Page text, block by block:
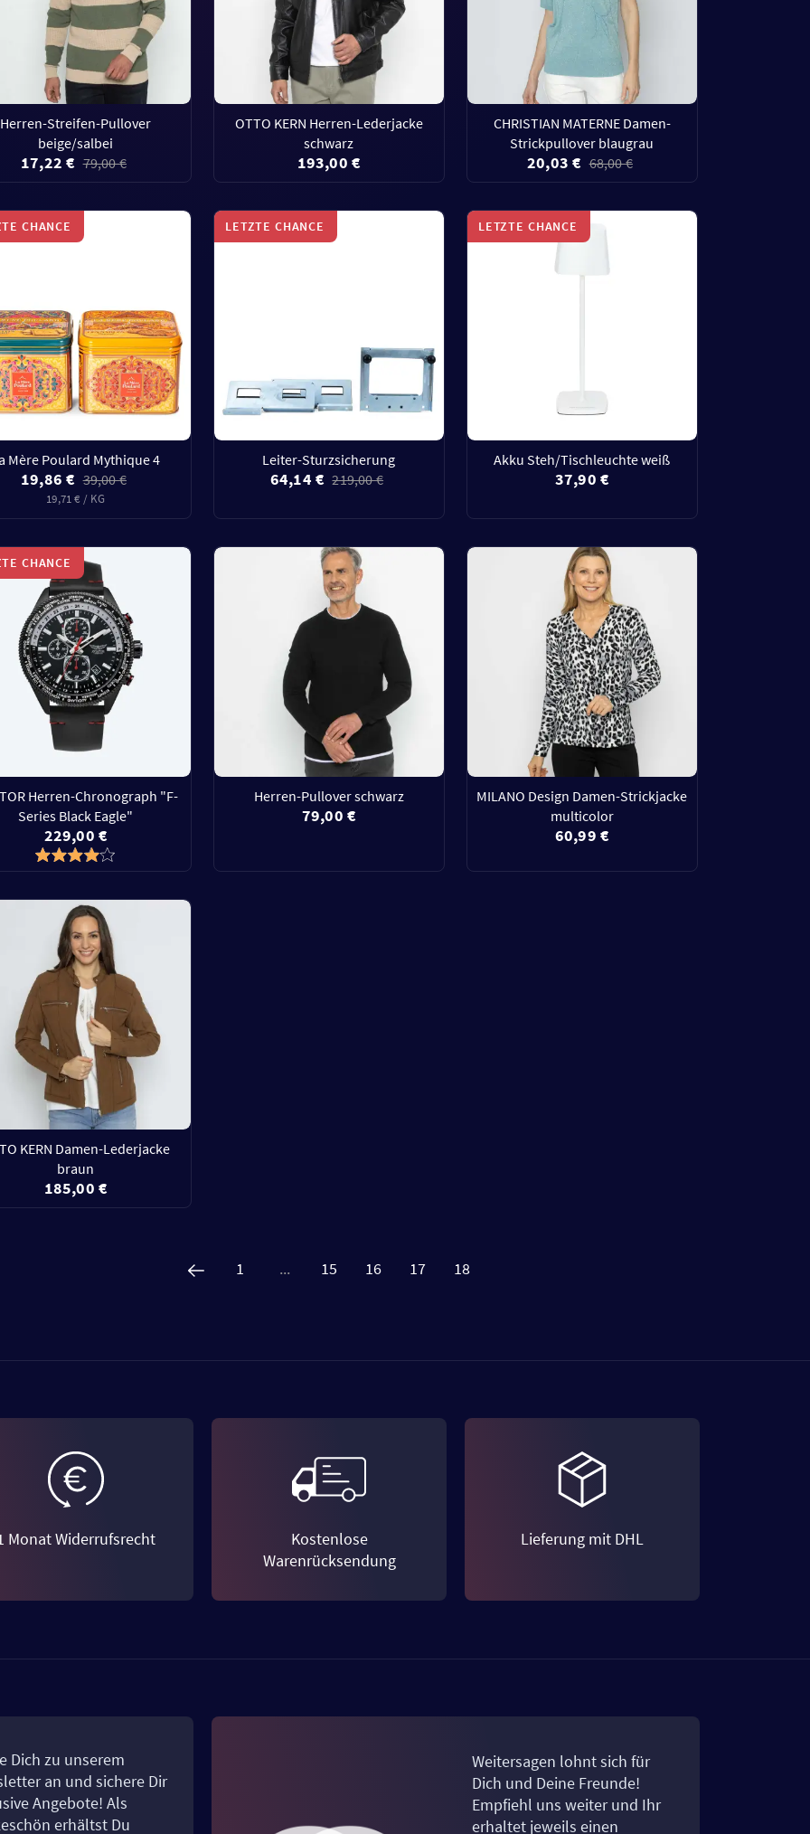
Herren-Streifen-Pullover
beige/salbei
17,22 € 79,00 €
OTTO KERN Herren-Lederjacke
schwarz
193,00 €
CHRISTIAN MATERNE Damen-
Strickpullover blaugrau
20,03 € 68,00 €
CHANCE
Mère Poulard Mythique 4
19,86 € 39,00 €
19,71 € / KG
LETZTE CHANCE
Leiter-Sturzsicherung
64,14 € 219,00 €
LETZTE CHANCE
Akku Steh/Tischleuchte weiß
37,90 €
CHANCE
Herren-Chronograph "F-
Series Black Eagle"
229,00 €
Herren-Pullover schwarz
79,00 €
MILANO Design Damen-Strickjacke
multicolor
60,99 €
KERN Damen-Lederjacke
braun
185,00 €
1 ... 15 16 17 18
Monat Widerrufsrecht
Kostenlose
Warenrücksendung
Lieferung mit DHL
Dich zu unserem
an und sichere Dir
Angebote! Als
erhältst Du
Weitersagen lohnt sich für
Dich und Deine Freunde!
Empfiehl uns weiter und Ihr
erhaltet jeweils einen